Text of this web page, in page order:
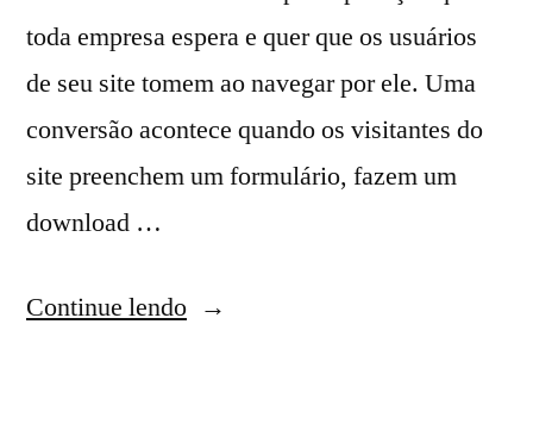
toda empresa espera e quer que os usuários
de seu site tomem ao navegar por ele. Uma
conversão acontece quando os visitantes do
site preenchem um formulário, fazem um
download …
Continue lendo